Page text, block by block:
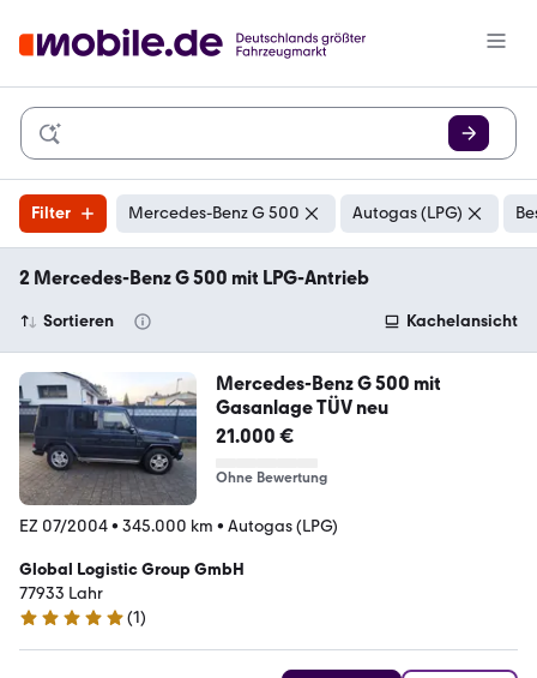
Filter Mercedes-Benz G 500 Autogas (LPG)
2 Mercedes-Benz G 500 mit LPG-Antrieb
Sortieren Kachelansicht
Mercedes-Benz G 500 mit
Gasanlage TÜV neu
21.000 €
Ohne Bewertung
EZ 07/2004• 345.000 km • Autogas (LPG)
Global Logistic Group GmbH
77933 Lahr
5 Sterne
(1)